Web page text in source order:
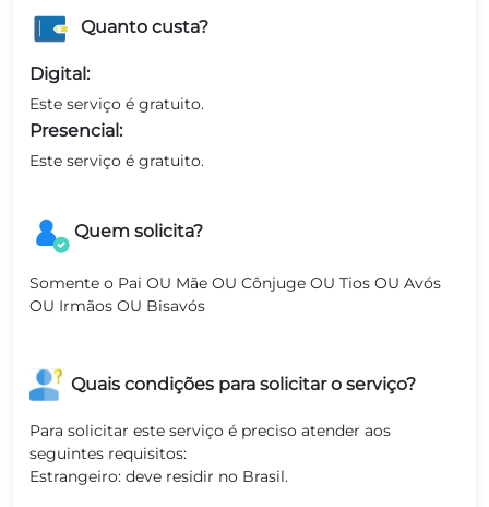
Quanto custa?
Digital:
Este serviço é gratuito.
Presencial:
Este serviço é gratuito.
Quem solicita?
Somente o Pai OU Mãe OU Cônjuge OU Tios OU Avós
OU Irmãos OU Bisavós
Quais condições para solicitar o serviço?
Para solicitar este serviço é preciso atender aos
seguintes requisitos:
Estrangeiro: deve residir no Brasil.